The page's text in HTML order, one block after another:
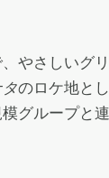
やさしい
のロケ地と
グループと